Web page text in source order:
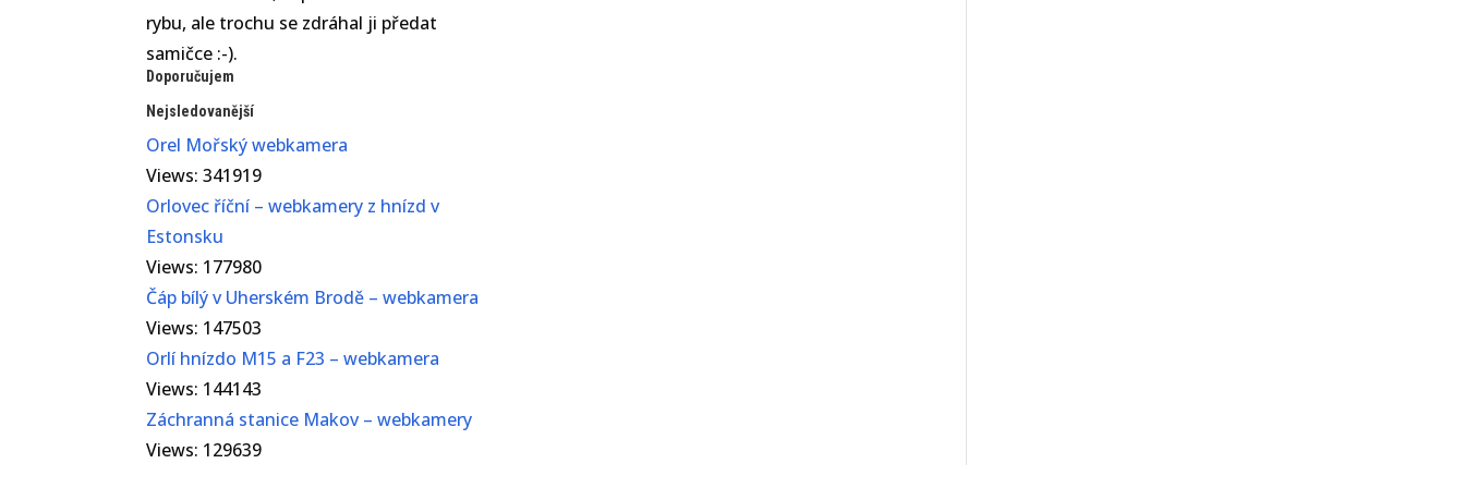
rybu, ale trochu se zdráhal ji předat
samičce :-).
Doporučujem
Nejsledovanější
Orel Mořský webkamera
Views: 341919
Orlovec říční – webkamery z hnízd v
Estonsku
Views: 177980
Čáp bílý v Uherském Brodě – webkamera
Views: 147503
Orlí hnízdo M15 a F23 – webkamera
Views: 144143
Záchranná stanice Makov – webkamery
Views: 129639